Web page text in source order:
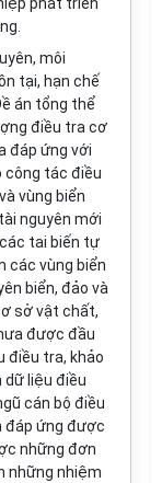
môi
tại, hạn chế
án tổng thể
điều tra cơ
đáp ứng với
công tác điều
vùng biển
nguyên mới
tai biến tự
các vùng biển
biển, đảo và
sở vật chất,
được đầu
điều tra, khảo
dữ liệu điều
cán bộ điều
đáp ứng được
những đơn
những nhiệm